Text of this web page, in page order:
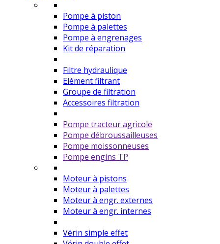
Pompe à piston
Pompe à palettes
Pompe à engrenages
Kit de réparation
Filtre hydraulique
Elément filtrant
Groupe de filtration
Accessoires filtration
Pompe tracteur agricole
Pompe débroussailleuses
Pompe moissonneuses
Pompe engins TP
Moteur à pistons
Moteur à palettes
Moteur à engr. externes
Moteur à engr. internes
Vérin simple effet